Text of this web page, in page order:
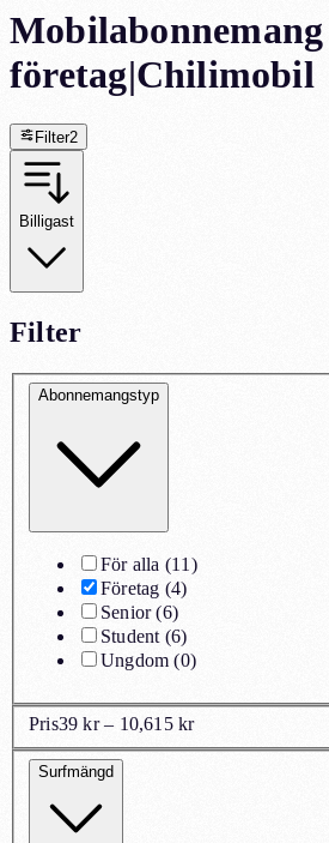
Mobilabonnemang
företag|Chilimobil
Filter2
Billigast
Filter
Abonnemangstyp
För alla (11 )
Företag (4)
Senior (6)
Student (6)
Ungdom (0)
Pris39 kr – 10,615 kr
Surfmängd